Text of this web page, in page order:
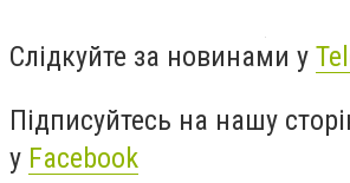
Слідкуйте за новинами у
Підписуйтесь на нашу
у Facebook